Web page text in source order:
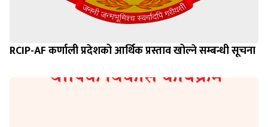
RCIP-AF कर्णाली प्रदेशको आर्थिक प्रस्ताव खोल्ने सम्बन्धी सूचना